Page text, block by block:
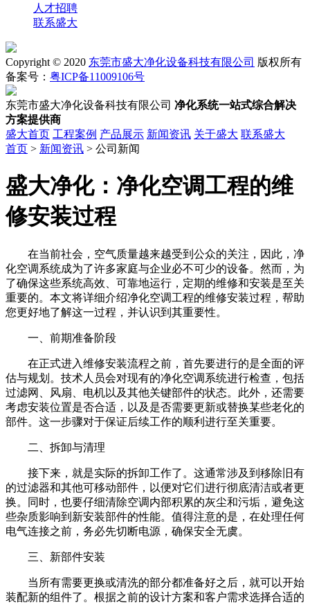
人才招聘
联系盛大
Copyright © 2020 东莞市盛大净化设备科技有限公司 版权所有
备案号： 粤ICP备11009106号
东莞市盛大净化设备科技有限公司 净化系统一站式综合解决
方案提供商
盛大首页 工程案例 产品展示 新闻资讯 关于盛大 联系盛大
首页 > 新闻资讯 > 公司新闻
盛大净化：净化空调工程的维
修安装过程
在当前社会，空气质量越来越受到公众的关注，因此，净
化空调系统成为了许多家庭与企业必不可少的设备。然而，为
了确保这些系统高效、可靠地运行，定期的维修和安装是至关
重要的。本文将详细介绍净化空调工程的维修安装过程，帮助
您更好地了解这一过程，并认识到其重要性。
一、前期准备阶段
在正式进入维修安装流程之前，首先要进行的是全面的评
估与规划。技术人员会对现有的净化空调系统进行检查，包括
过滤网、风扇、电机以及其他关键部件的状态。此外，还需要
考虑安装位置是否合适，以及是否需要更新或替换某些老化的
部件。这一步骤对于保证后续工作的顺利进行至关重要。
二、拆卸与清理
接下来，就是实际的拆卸工作了。这通常涉及到移除旧有
的过滤器和其他可移动部件，以便对它们进行彻底清洁或者更
换。同时，也要仔细清除空调内部积累的灰尘和污垢，避免这
些杂质影响到新安装部件的性能。值得注意的是，在处理任何
电气连接之前，务必先切断电源，确保安全无虞。
三、新部件安装
当所有需要更换或清洗的部分都准备好之后，就可以开始
装配新的组件了。根据之前的设计方案和客户需求选择合适的